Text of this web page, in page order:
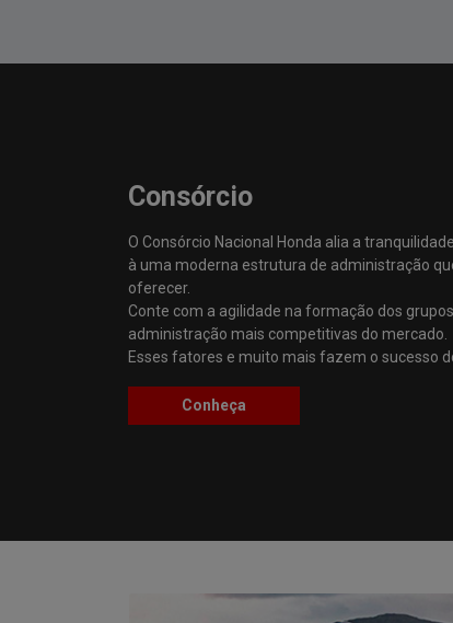
Consórcio
O Consórcio Nacional Honda alia a
à uma moderna estrutura de administração
oferecer.
Conte com a agilidade na formação dos
administração mais competitivas do mercado.
Esses fatores e muito mais fazem o sucesso
Conheça